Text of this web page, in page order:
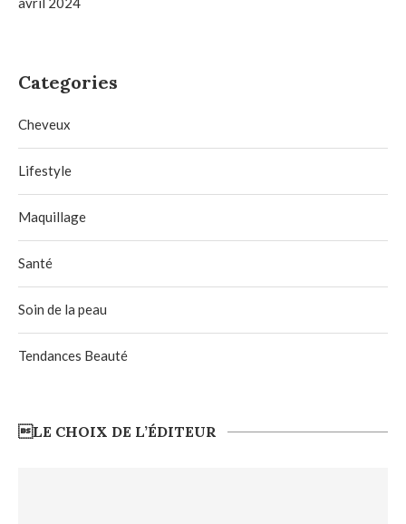
Categories
Cheveux
Lifestyle
Maquillage
Santé
Soin de la peau
Tendances Beauté
LE CHOIX DE L’ÉDITEUR